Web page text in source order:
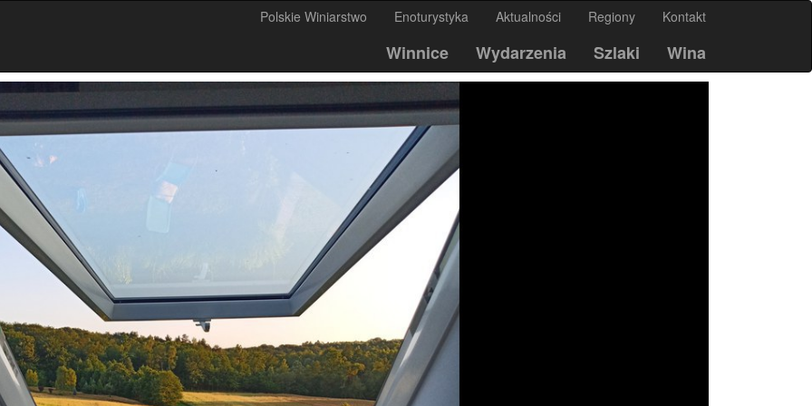
Polskie Winiarstwo Enoturystyka Aktualności Regiony Kontakt
Winnice Wydarzenia Szlaki Wina